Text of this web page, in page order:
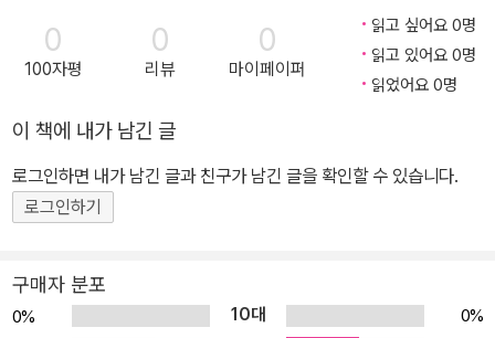
이의 기술적 공세에 대해서 미국은 사이버 안보를 문제 삼아 제재를
가했고, 이에 중국은 일대일로 참여국들에게 5G 네트워크 장비를 수
출하는 방식으로 미국의 공세에 대응했다. 그렇다면 앞으로 미중 경
요 이슈를 면밀히 분석하여 주목해야 할 몇 가지를 제시한다. 먼저 미
국의 제재가 오히려 중국에 유리하게 작용할 수 있다는 점을 지적한
다. 중국의 방대한 내수시장, 중국 정부의 집중적인 투자와 강한 국산
화 의지 등을 고려하면, 중국의 기술개발 의욕을 높이는 효과를 불러
발된 샤오미의 자체 OS는 지메일, 구글 플레이, 크롬과 같은 구글 생
태계를 사용할 수는 없지만, 역으로 샤오미 마켓, 투더우 등 중국 내
0
100자평
0
리뷰
0
마이페이퍼
읽고 싶어요 0명
읽고 있어요 0명
읽었어요 0명
이 책에 내가 남긴 글
로그인하면 내가 남긴 글과 친구가 남긴 글을 확인할 수 있습니다.
로그인하기
구매자 분포
0% 10대
0%